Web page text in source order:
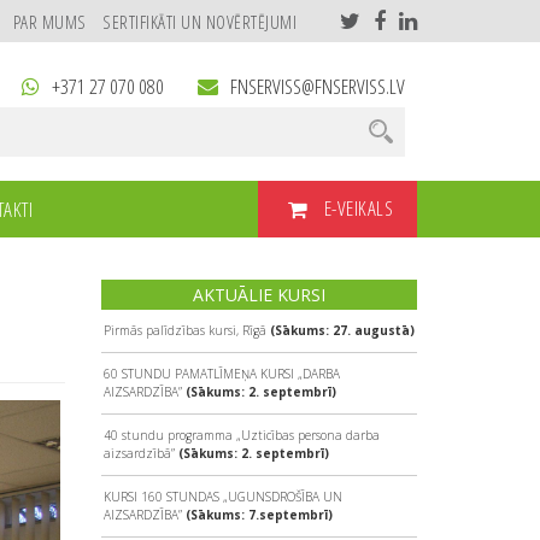
PAR MUMS SERTIFIKĀTI UN NOVĒRTĒJUMI
+371 27 070 080 FNSERVISS@FNSERVISS.LV
E-VEIKALS
AKTUĀLIE KURSI
Pirmās palīdzības kursi, Rīgā (Sākums: 27. augustā)
60 STUNDU PAMATLĪMEŅA KURSI „DARBA
AIZSARDZĪBA” (Sākums: 2. septembrī)
40 stundu programma „Uzticības persona darba
aizsardzībā” (Sākums: 2. septembrī)
KURSI 160 STUNDAS „UGUNSDROŠĪBA UN
AIZSARDZĪBA”(Sākums: 7.septembrī)